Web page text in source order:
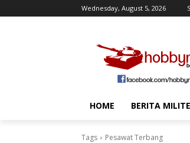
Wednesday, August 5, 2026
HOME BERITA
Tags Pesawat Terbang